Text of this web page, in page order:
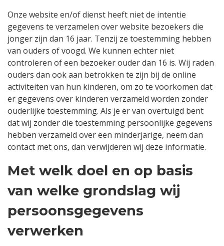
Onze website en/of dienst heeft niet de intentie
gegevens te verzamelen over website bezoekers die
jonger zijn dan 16 jaar. Tenzij ze toestemming hebben
van ouders of voogd. We kunnen echter niet
controleren of een bezoeker ouder dan 16 is. Wij raden
ouders dan ook aan betrokken te zijn bij de online
activiteiten van hun kinderen, om zo te voorkomen dat
er gegevens over kinderen verzameld worden zonder
ouderlijke toestemming. Als je er van overtuigd bent
dat wij zonder die toestemming persoonlijke gegevens
hebben verzameld over een minderjarige, neem dan
contact met ons, dan verwijderen wij deze informatie.
Met welk doel en op basis
van welke grondslag wij
persoonsgegevens
verwerken